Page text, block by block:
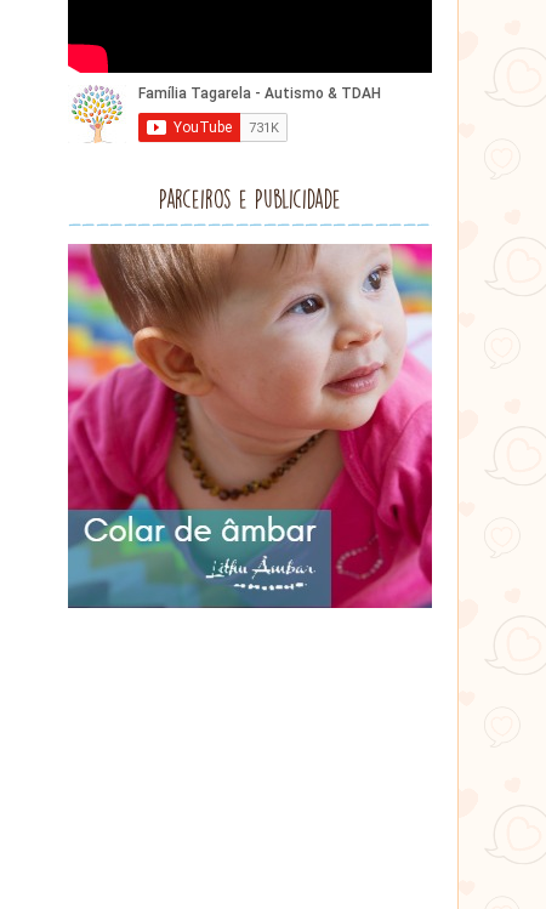
Parceiros e Publicidade
Lithu
âmbar